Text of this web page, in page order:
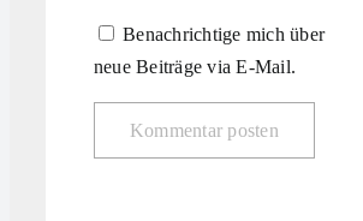
Benachrichtige mich über
neue Beiträge via E-Mail.